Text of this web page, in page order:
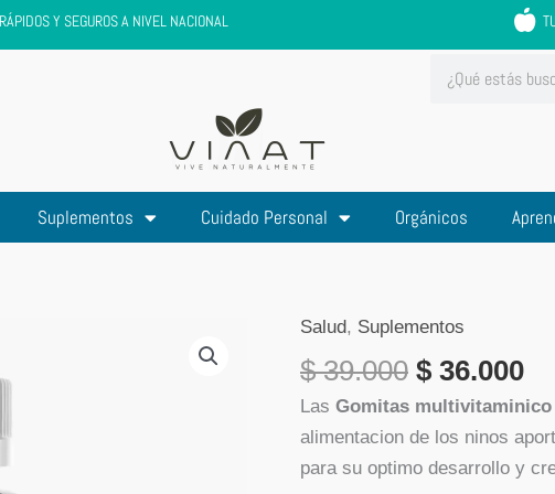
Y SEGUROS A NIVEL NACIONAL
Search
Suplementos Cuidado Personal Orgánicos
Salud, Suplementos
$39.000
El
precio
original
era:
$ 39.000.
$ 36.000
es:
$
Las Gomitas multivitaminico
alimentacion de los ninos
para su optimo desarrollo y
Multivitaminico
en
cantidad